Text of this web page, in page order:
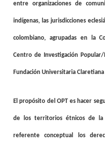
entre organizaciones de
indígenas, las jurisdicciones
colombiano, agrupadas en la
Centro de Investigación Popular/
Fundación Universitaria Claretiana
El propósito del OPT es hacer
de los territorios étnicos de la
referente conceptual los